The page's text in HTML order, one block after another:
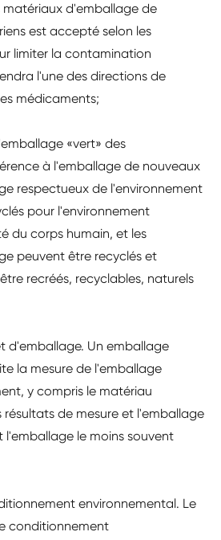
d'emballage de
est accepté selon les
limiter la contamination
l'une des directions de
médicaments;
«vert» des
à l'emballage de nouveaux
respectueux de l'environnement
pour l'environnement
du corps humain, et les
peuvent être recyclés et
recréés, recyclables, naturels
d'emballage. Un emballage
la mesure de l'emballage
y compris le matériau
de mesure et l'emballage
l'emballage le moins souvent
environnemental. Le
conditionnement